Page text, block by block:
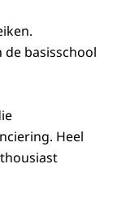
basisschool
Heel